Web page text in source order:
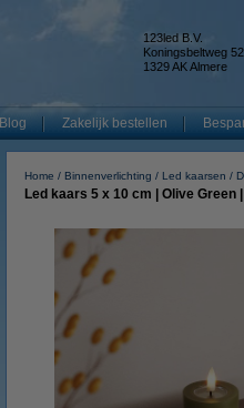
123led B.V.
Koningsbeltweg 52
1329 AK Almere
Blog Zakelijk bestellen
Home Binnenverlichting Led kaarsen
Led kaars 5 x 10 cm | Olive